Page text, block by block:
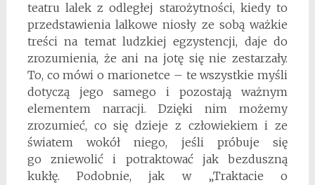
teatru lalek z odległej starożytności, kiedy to
przedstawienia lalkowe niosły ze sobą ważkie
treści na temat ludzkiej egzystencji, daje do
zrozumienia, że ani na jotę się nie zestarzały.
To, co mówi o marionetce – te wszystkie myśli
dotyczą jego samego i pozostają ważnym
elementem narracji. Dzięki nim możemy
zrozumieć, co się dzieje z człowiekiem i ze
światem wokół niego, jeśli próbuje się
go zniewolić i potraktować jak bezduszną
kukłę. Podobnie, jak w „Traktacie o